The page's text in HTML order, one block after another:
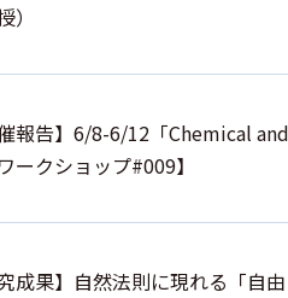
）
催報告】6/8-6/12「Chemical
ークショップ#009】
究成果】自然法則に現れる「自